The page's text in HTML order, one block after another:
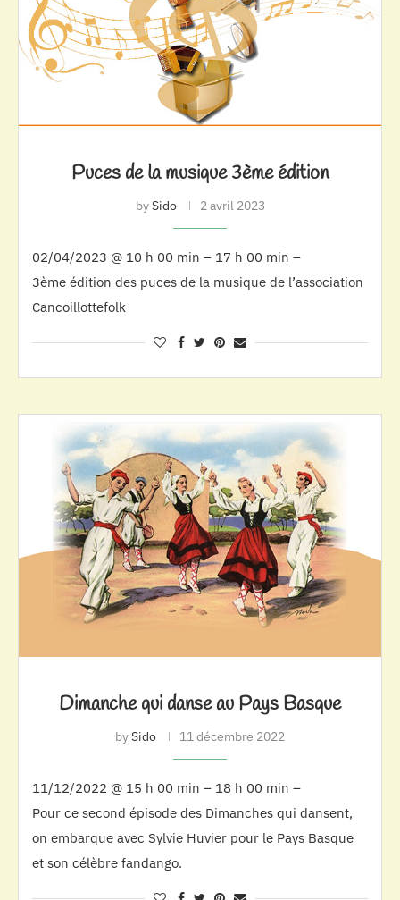
Puces de la musique 3ème édition
bySido 2 avril 2023
02/04/2023 @ 10 h 00 min – 17 h 00 min –
3ème édition des puces de la musique de l’association
Cancoillottefolk
Dimanche qui danse au Pays Basque
bySido 11 décembre 2022
11/12/2022 @ 15 h 00 min – 18 h 00 min –
Pour ce second épisode des Dimanches qui dansent,
on embarque avec Sylvie Huvier pour le Pays Basque
et son célèbre fandango.